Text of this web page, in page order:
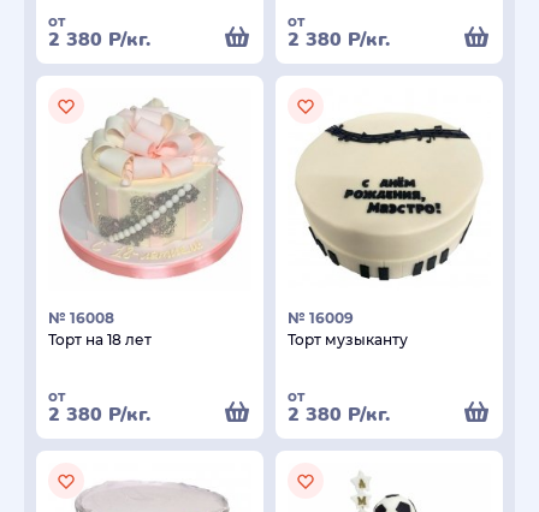
от
2 380 Р/кг.
от
2 380 Р/кг.
№ 16008
Торт на 18 лет
от
2 380 Р/кг.
№ 16009
Торт музыканту
от
2 380 Р/кг.